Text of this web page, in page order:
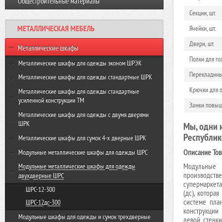
Виброплита VR-120 GROST
Виброплита VH-330R GROST
Резчик швов FS350-HC GROST
МЕТАЛЛИЧЕСКАЯ МЕБЕЛЬ
Металлические шкафы
Металлические шкафы для одежды эконом ШРЭК
ШРЭК-21-500
ШРЭК-22-500
Металлические шкафы для одежды стандартные ШРК
ШРК-22-600
ШРК-22-800
Металлические шкафы для одежды стандартные
усиленной конструкции ТМ
ТМ-22-600
ТМ-22-800
Металлические шкафы для одежды с двумя дверями
ШРК
ШРК-24-600
ШРК-24-800
Металлические шкафы для сумок 4-х дверные ШРК
ШРК-28-600
ШРК-28-800
Модульные металлические шкафы для одежды ШРС
ШРС-11-300
ШРС-11-400
ШРС-11дс-300
ШРС-11дс-400
Модульные металлические шкафы для одежды
двухдверные ШРС
ШРС-12-300
ШРС-12дс-300
Модульные шкафы для одежды и сумок трехдверные
Секции, шт.
Ячейки, шт.
Двери, шт.
Полки для
Крючки для
Замки
Мы, одни
Описание
(дс),
системе
левой